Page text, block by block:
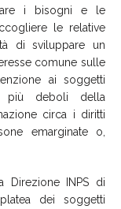
i bisogni e le
le relative
di sviluppare un
comune sulle
ai soggetti
più deboli della
circa i diritti
emarginate o,
Direzione INPS di
dei soggetti